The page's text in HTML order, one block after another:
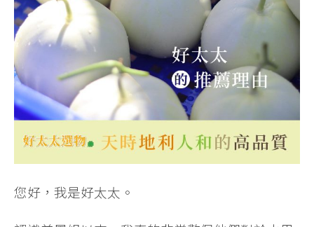
您好，我是好太太。